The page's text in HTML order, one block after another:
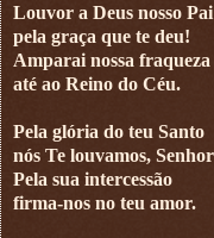
Louvor a Deus nosso Pai
pela graça que te deu!
Amparai nossa fraqueza
até ao Reino do Céu.
Pela glória do teu Santo
nós Te louvamos,
Pela sua intercessão
firma-nos no teu amor.